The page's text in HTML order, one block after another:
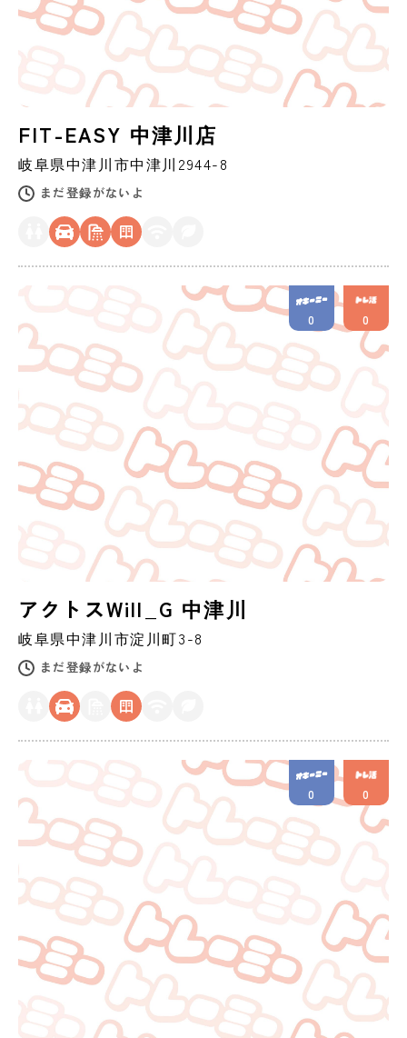
FIT-EASY 中津川店
岐阜県中津川市中津川2944-8
まだ登録がないよ
アクトスWill_G 中津川
岐阜県中津川市淀川町3-8
まだ登録がないよ
0 0
0 0